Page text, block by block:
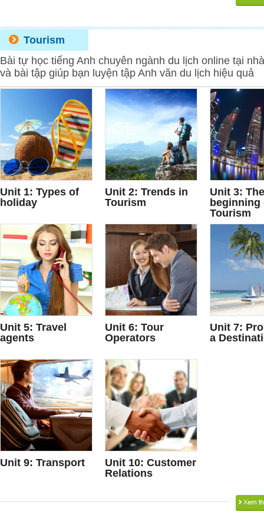
Tourism
Bài tự học tiếng Anh chuyên ngành du lịch online tại
và bài tập giúp bạn luyện tập Anh văn du lịch hiệu quả
Unit 1: Types of
holiday
Unit 2: Trends in
Tourism
Unit 3: The
beginning
Tourism
Unit 5: Travel
agents
Unit 6: Tour
Operators
Unit 7:
a
Unit 9: Transport
Unit 10: Customer
Relations